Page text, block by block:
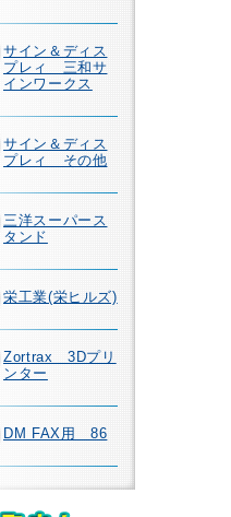
サイン＆ディス
プレィ 三和サ
インワークス
サイン＆ディス
プレィ その他
三洋スーパース
タンド
栄工業(栄ヒルズ)
Zortrax 3Dプリ
ンター
DM FAX用 86